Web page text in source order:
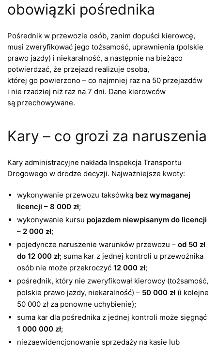
obowiązki pośrednika
Pośrednik w przewozie osób, zanim dopuści kierowcę,
musi zweryfikować jego tożsamość, uprawnienia (polskie
prawo jazdy) i niekaralność, a następnie na bieżąco
potwierdzać, że przejazd realizuje osoba,
której go powierzono – co najmniej raz na 50 przejazdów
i nie rzadziej niż raz na 7 dni. Dane kierowców
są przechowywane.
Kary – co grozi za naruszenia
Kary administracyjne nakłada Inspekcja Transportu
Drogowego w drodze decyzji. Najważniejsze kwoty:
wykonywanie przewozu taksówką bez wymaganej
licencji – 8 000 zł;
wykonywanie kursu pojazdem niewpisanym do licencji
– 2 000 zł;
pojedyncze naruszenie warunków przewozu – od 50 zł
do 12 000 zł; suma kar z jednej kontroli u przewoźnika
osób nie może przekroczyć 12 000 zł;
pośrednik, który nie zweryfikował kierowcy (tożsamość,
polskie prawo jazdy, niekaralność) – 50 000 zł (i kolejne
50 000 zł za ponowne uchybienie);
suma kar dla pośrednika z jednej kontroli może sięgnąć
1 000 000 zł;
niezaewidencjonowanie sprzedaży na kasie lub